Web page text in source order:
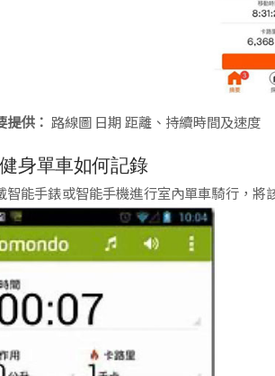
供： 路線圖 日期 距離、持續時間及速度
身單車如何記錄
智能手錶或智能手機進行室內單車騎行，